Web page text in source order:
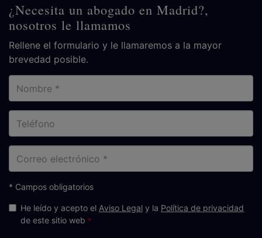
¿Necesita un abogado en Madrid?,
nosotros le llamamos
Rellene el formulario y le llamaremos a la mayor
brevedad posible.
electrónico
* Campos obligatorios
He leído y acepto el Aviso Legal y la Política de privacidad
de este sitio web